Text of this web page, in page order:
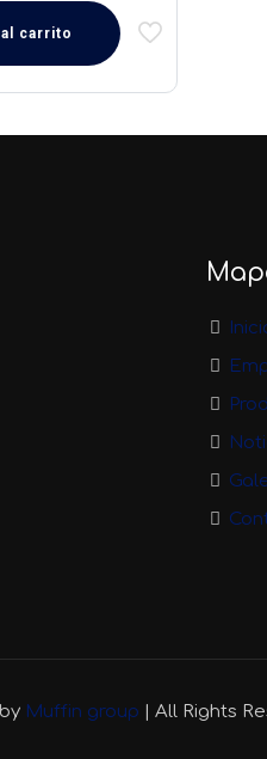
carrito
Muffin group | All Rights